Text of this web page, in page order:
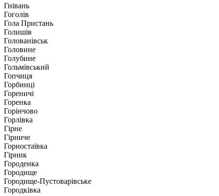
Гнівань
Гоголів
Гола Пристань
Голишів
Голованівськ
Головине
Голубине
Гольмівський
Гопчиця
Горбинці
Гореничі
Горенка
Горінчово
Горлівка
Гірне
Гірниче
Горностаївка
Гірник
Городенка
Городище
Городище-Пустоварівське
Городківка